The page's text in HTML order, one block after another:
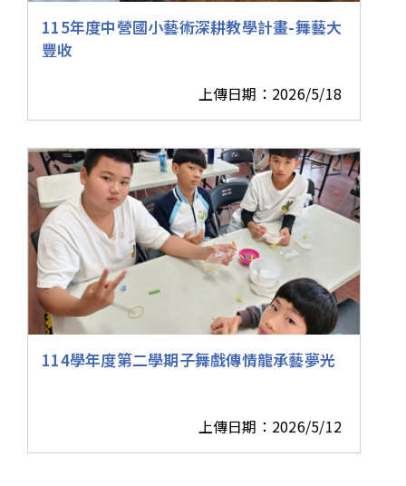
115年度中營國小藝術深耕教學計畫-舞藝大
豐收
上傳日期：2026/5/18
114學年度第二學期子舞戲傳情龍承藝夢光
上傳日期：2026/5/12